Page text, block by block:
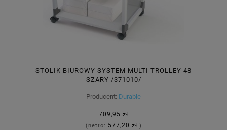
STOLIK BIUROWY SYSTEM MULTI TROLLEY 48
SZARY /371010/
Producent: Durable
709,95 zł
(netto: 577,20 zł )